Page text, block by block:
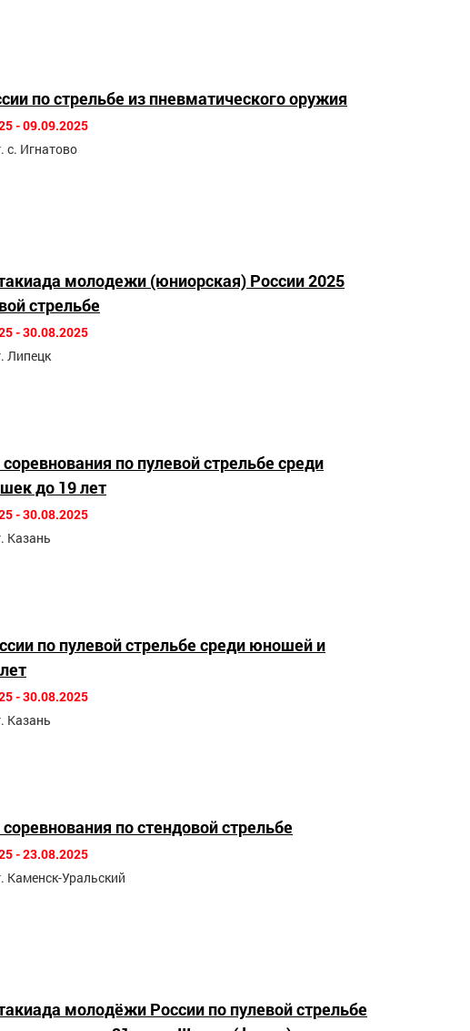
по стрельбе из пневматического оружия
- 09.09.2025
с. Игнатово
молодежи (юниорская) России 2025
стрельбе
- 30.08.2025
Липецк
по пулевой стрельбе среди
до 19 лет
- 30.08.2025
Казань
по пулевой стрельбе среди юношей и
- 30.08.2025
Казань
по стендовой стрельбе
- 23.08.2025
Каменск-Уральский
молодёжи России по пулевой стрельбе